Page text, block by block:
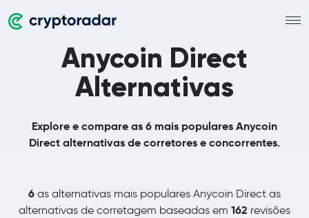
Anycoin Direct
Alternativas
Explore e compare as 6 mais populares Anycoin
Direct alternativas de corretores e concorrentes.
6 as alternativas mais populares Anycoin Direct as
alternativas de corretagem baseadas em 162 revisões